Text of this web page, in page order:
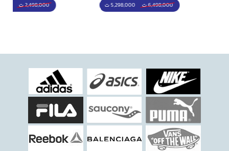
6,498,000 ت 5,298,000 ت 2,498,000 ت 1,798,000 ت